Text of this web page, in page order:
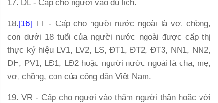
17. DL - Cấp cho người vào du lịch.
18.[16] TT - Cấp cho người nước ngoài là vợ, chồng,
con dưới 18 tuổi của người nước ngoài được cấp thị
thực ký hiệu LV1, LV2, LS, ĐT1, ĐT2, ĐT3, NN1, NN2,
DH, PV1, LĐ1, LĐ2 hoặc người nước ngoài là cha, mẹ,
vợ, chồng, con của công dân Việt Nam.
19. VR - Cấp cho người vào thăm người thân hoặc với